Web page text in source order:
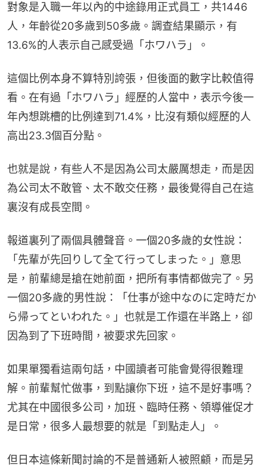
對象是入職一年以內的中途錄用正式員工，共1446
人，年齡從20多歲到50多歲。調查結果顯示，有
13.6%的人表示自己感受過「ホワハラ」。
這個比例本身不算特別誇張，但後面的數字比較值得
看。在有過「ホワハラ」經歷的人當中，表示今後一
年內想跳槽的比例達到71.4%，比沒有類似經歷的人
高出23.3個百分點。
也就是說，有些人不是因為公司太嚴厲想走，而是因
為公司太不敢管、太不敢交任務，最後覺得自己在這
裏沒有成長空間。
報道裏列了兩個具體聲音。一個20多歲的女性說：
「先輩が先回りして全て行ってしまった。」意思
是，前輩總是搶在她前面，把所有事情都做完了。另
一個20多歲的男性說：「仕事が途中なのに定時だか
ら帰ってといわれた。」也就是工作還在半路上，卻
因為到了下班時間，被要求先回家。
如果單獨看這兩句話，中國讀者可能會覺得很難理
解。前輩幫忙做事，到點讓你下班，這不是好事嗎？
尤其在中國很多公司，加班、臨時任務、領導催促才
是日常，很多人最想要的就是「到點走人」。
但日本這條新聞討論的不是普通新人被照顧，而是另